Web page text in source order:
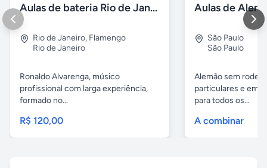
Aulas de bateria Rio de Janeiro
Rio de Janeiro, Flamengo
Rio de Janeiro
Ronaldo Alvarenga, músico
profissional com larga experiência,
formado no...
R$ 120,00
São Paulo
São Paulo
Alemão sem
particulares e em
para todos os...
A combinar